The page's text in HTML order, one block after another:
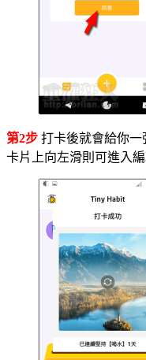
第2步 打卡後就會給你
卡片上向左滑則可進入編